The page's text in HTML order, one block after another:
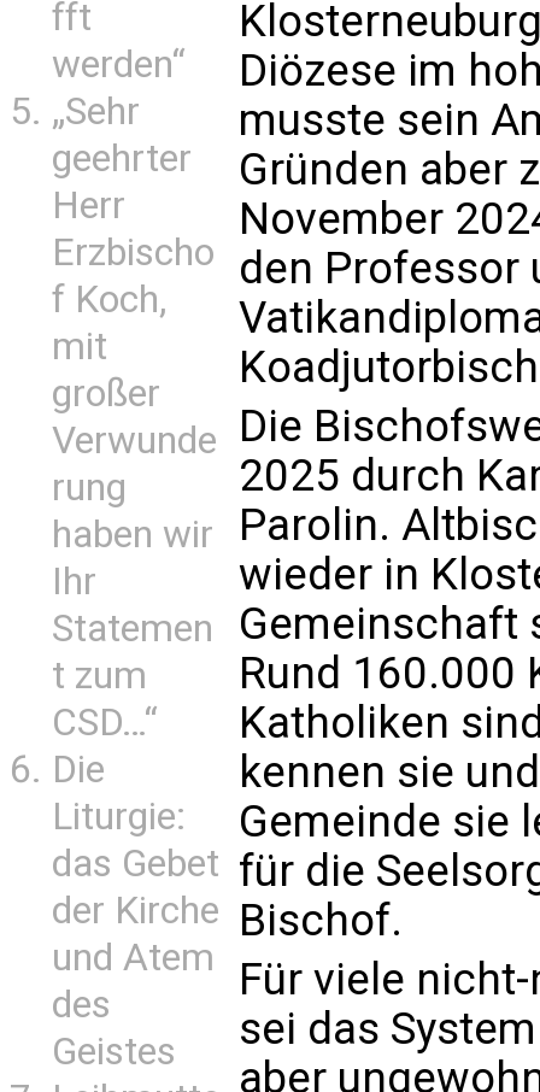
fft
werden“
„Sehr
geehrter
Herr
Erzbischo
f Koch,
mit
großer
Verwunde
rung
haben wir
Ihr
Statemen
t zum
CSD…“
Die
Liturgie:
das Gebet
der Kirche
und Atem
des
Geistes
Diözese im
musste sein
Gründen aber
November
den Professor
Die
2025 durch
Parolin.
wieder in
Gemeinschaft
Rund 160.000
Katholiken
kennen sie
Gemeinde sie
für die
Bischof.
Für viele
sei das
aber